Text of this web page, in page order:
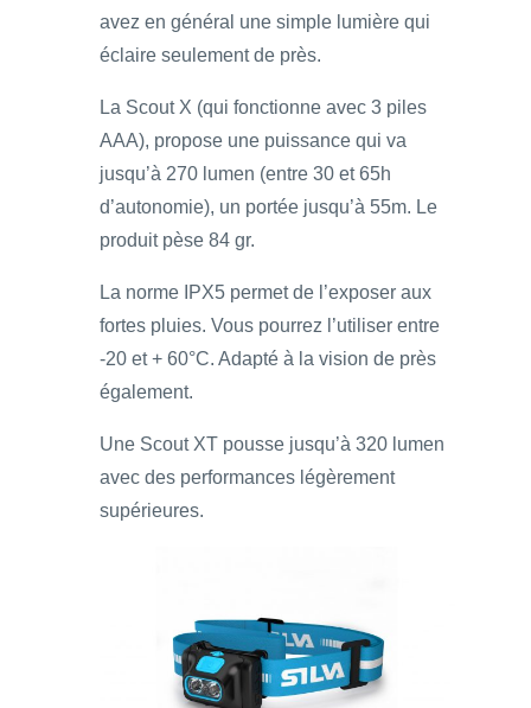
avez en général une simple lumière qui
éclaire seulement de près.
La Scout X (qui fonctionne avec 3 piles
AAA), propose une puissance qui va
jusqu’à 270 lumen (entre 30 et 65h
d’autonomie), un portée jusqu’à 55m. Le
produit pèse 84 gr.
La norme IPX5 permet de l’exposer aux
fortes pluies. Vous pourrez l’utiliser entre
-20 et + 60°C. Adapté à la vision de près
également.
Une Scout XT pousse jusqu’à 320 lumen
avec des performances légèrement
supérieures.